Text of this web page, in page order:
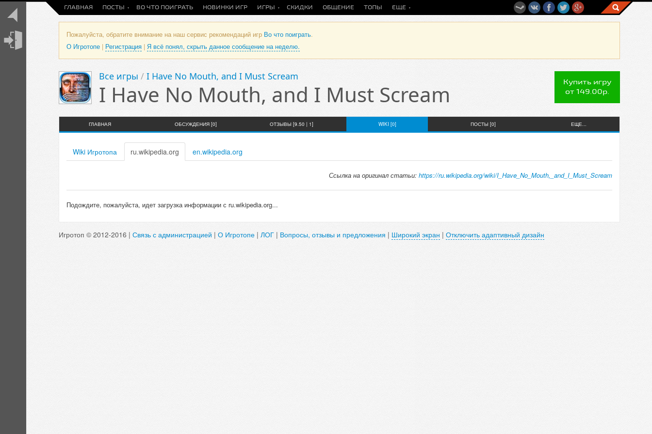
ГЛАВНАЯ ПОСТЫ ВО ЧТО ПОИГРАТЬ НОВИНКИ ИГР ИГРЫ СКИДКИ ОБЩЕНИЕ ТОПЫ ЕЩЕ
Пожалуйста, обратите внимание на наш сервис рекомендаций игр Во что поиграть.
О Игротопе | Регистрация | Я всё понял, скрыть данное сообщение на неделю.
Купить игру
от 149.00р.
Все игры / I Have No Mouth, and I Must Scream
I Have No Mouth, and I Must Scream
ГЛАВНАЯ ОБСУЖДЕНИЯ [0] ОТЗЫВЫ [9.50 | 1] WIKI [0] ПОСТЫ [0] ЕЩЕ...
Wiki Игротопа ru.wikipedia.org en.wikipedia.org
Ссылка на оригинал статьи: https://ru.wikipedia.org/wiki/I_Have_No_Mouth,_and_I_Must_Scream
Подождите, пожалуйста, идет загрузка информации с ru.wikipedia.org...
Игротоп © 2012-2016 | Связь с администрацией | О Игротопе | ЛОГ | Вопросы, отзывы и предложения | Широкий экран | Отключить адаптивный дизайн